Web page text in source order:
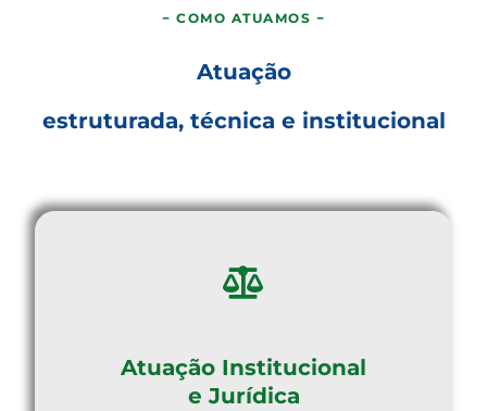
− COMO ATUAMOS −
Atuação
estruturada, técnica e institucional
Atuação Institucional
e Jurídica